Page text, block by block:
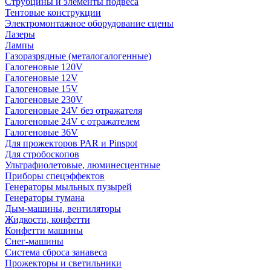
Тентовые конструкции
Электромонтажное оборудование сцены
Лазеры
Лампы
Газоразрядные (металогалогенные)
Галогеновые 120V
Галогеновые 12V
Галогеновые 15V
Галогеновые 230V
Галогеновые 24V без отражателя
Галогеновые 24V с отражателем
Галогеновые 36V
Для прожекторов PAR и Pinspot
Для стробоскопов
Ультрафиолетовые, люминесцентные
Приборы спецэффектов
Генераторы мыльных пузырей
Генераторы тумана
Дым-машины, вентиляторы
Жидкости, конфетти
Конфетти машины
Снег-машины
Система сброса занавеса
Прожекторы и светильники